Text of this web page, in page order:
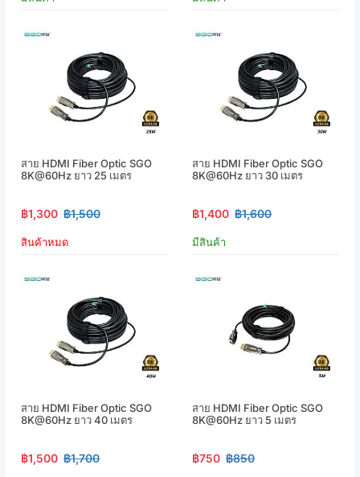
สาย HDMI Fiber Optic SGO
8K@60Hz ยาว 25 เมตร
฿1,300 ฿1,500
สินค้าหมด
สาย HDMI Fiber Optic SGO
8K@60Hz ยาว 30 เมตร
฿1,400 ฿1,600
มีสินค้า
สาย HDMI Fiber Optic SGO
8K@60Hz ยาว 40 เมตร
฿1,500 ฿1,700
สาย HDMI Fiber Optic SGO
8K@60Hz ยาว 5 เมตร
฿750 ฿850